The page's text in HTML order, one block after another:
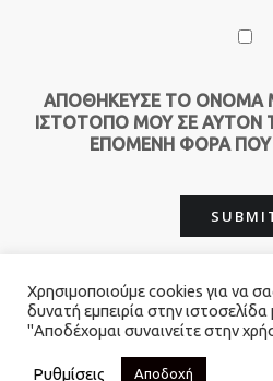
ΑΠΟΘΉΚΕΥΣΕ ΤΟ ΌΝΟΜΆ
ΙΣΤΌΤΟΠΟ ΜΟΥ ΣΕ ΑΥΤΌΝ
ΕΠΌΜΕΝΗ ΦΟΡΆ ΠΟΥ
© 2026 Καλογιαννης
- Powered by
Χρησιμοποιούμε cookies για να
δυνατή εμπειρία στην ιστοσελίδα
"Αποδέχομαι συναινείτε στην
Ρυθμίσεις Αποδοχή